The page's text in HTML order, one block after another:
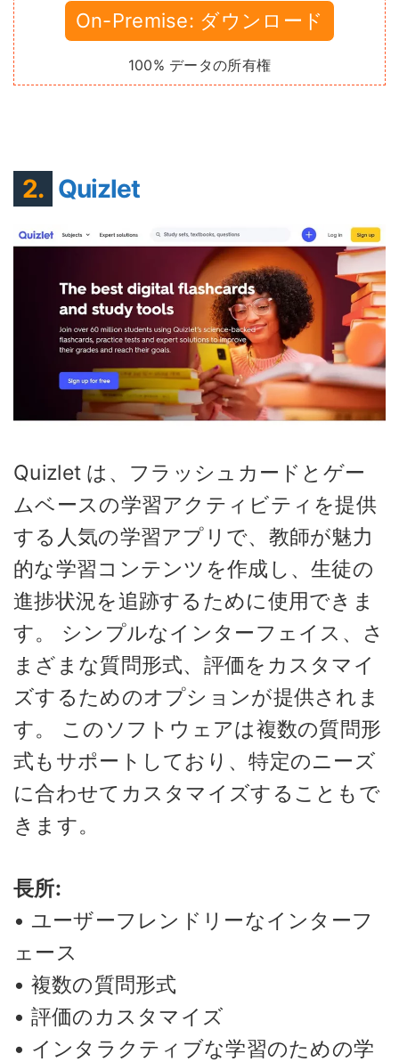
On-Premise: ダウンロード
100% データの所有権
2. Quizlet
Quizlet は、フラッシュカードとゲー
ムベースの学習アクティビティを提供
する人気の学習アプリで、教師が魅力
的な学習コンテンツを作成し、生徒の
進捗状況を追跡するために使用できま
す。 シンプルなインターフェイス、さ
まざまな質問形式、評価をカスタマイ
ズするためのオプションが提供されま
す。 このソフトウェアは複数の質問形
式もサポートしており、特定のニーズ
に合わせてカスタマイズすることもで
きます。
長所:
• ユーザーフレンドリーなインターフ
ェース
• 複数の質問形式
• 評価のカスタマイズ
• インタラクティブな学習のための学